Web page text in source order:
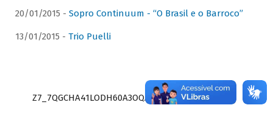
20/01/2015 - Sopro Continuum - “O Brasil e o Barroco”
13/01/2015 - Trio Puelli
Z7_7QGCHA41LODH60A3OQA8RN1415